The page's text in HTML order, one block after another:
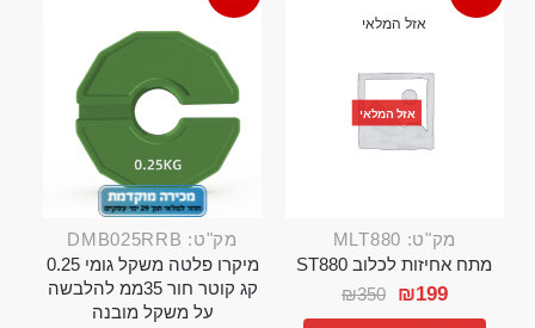
אזל המלאי
אזל המלאי
מק"ט: MLT880
מתח אחיזות לכלוב ST880
₪350 ₪199
מק"ט: DMB025RRB
מיקרו פלטה משקל גומי 0.25
קג קוטר חור 35ממ להלבשה
על משקל מובנה